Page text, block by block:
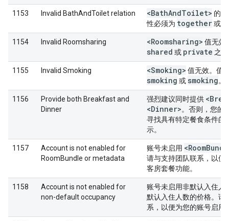
1153 Invalid BathAndToilet relation <BathAndToilet> 的
性必须为 together或
1154 Invalid Roomsharing <Roomsharing> 值无效
shared 或 private 之
1155 Invalid Smoking <Smoking> 值无效。值
smoking 或 smoking。
1156
Provide both Breakfast and
Dinner
强烈建议同时提供
<Dinner>。否则，您的
寻找具有特定餐食条件的
示。
1157
Account is not enabled for
RoomBundle or metadata
账号未启用 <Room
请与支持团队联系，以便
客房套餐功能。
1158
Account is not enabled for
non-default occupancy
账号未启用非默认入住人
默认入住人数的价格。请
系，以便为您的账号启用